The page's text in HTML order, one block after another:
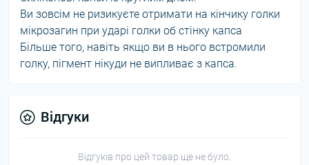
Ви зовсім не ризикуєте отримати на кінчику голки
мікрозагин при ударі голки об стінку капса
Більше того, навіть якщо ви в нього встромили
голку, пігмент нікуди не випливає з капса.
Відгуки
Відгуків про цей товар ще не було.